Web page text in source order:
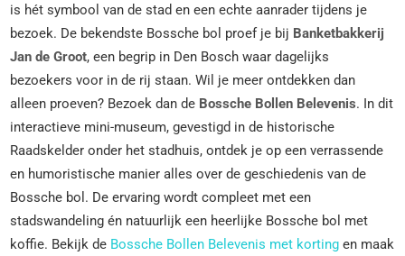
is hét symbool van de stad en een echte aanrader tijdens je
bezoek. De bekendste Bossche bol proef je bij Banketbakkerij
Jan de Groot, een begrip in Den Bosch waar dagelijks
bezoekers voor in de rij staan. Wil je meer ontdekken dan
alleen proeven? Bezoek dan de Bossche Bollen Belevenis. In dit
interactieve mini-museum, gevestigd in de historische
Raadskelder onder het stadhuis, ontdek je op een verrassende
en humoristische manier alles over de geschiedenis van de
Bossche bol. De ervaring wordt compleet met een
stadswandeling én natuurlijk een heerlijke Bossche bol met
koffie. Bekijk de Bossche Bollen Belevenis met korting en maak